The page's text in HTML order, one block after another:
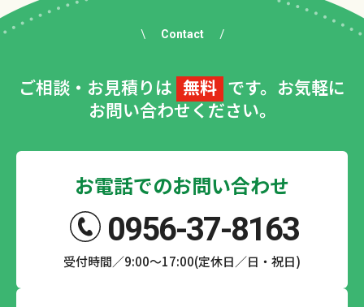
Contact
ご相談・お見積りは 無料 です。お気軽に
お問い合わせください。
お電話でのお問い合わせ
0956-37-8163
受付時間／9:00～17:00(定休日／日・祝日)